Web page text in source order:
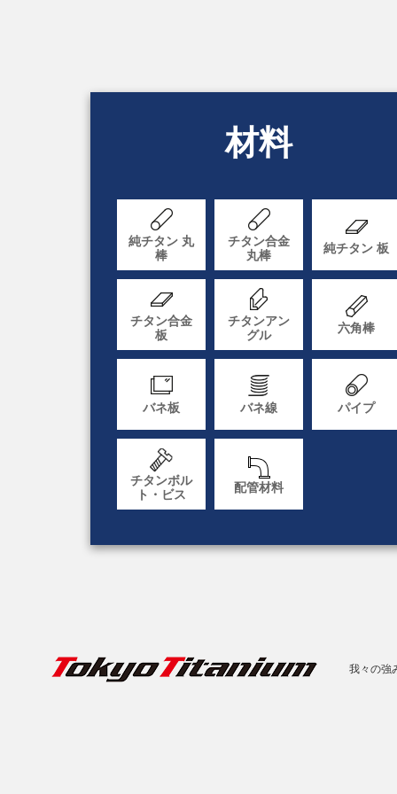
材料
純チタン 丸
棒
チタン合金
丸棒
純チタン 板
チタン合金
板
チタンアン
グル
六角棒
バネ板 バネ線 パイプ
チタンボル
ト・ビス
配管材料
我々の強